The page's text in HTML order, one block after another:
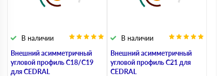
Внешний асимметричный
угловой профиль С18/С19
для CEDRAL
В наличии
Внешний асимметричный
угловой профиль С21 для
CEDRAL
В наличии